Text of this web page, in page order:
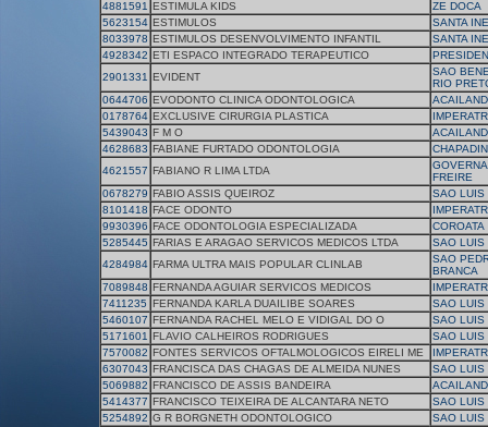
4881591 ESTIMULA KIDS
ZE DOCA
5623154 ESTIMULOS
SANTA
8033978 ESTIMULOS DESENVOLVIMENTO INFANTIL
SANTA
4928342 ETI ESPACO INTEGRADO TERAPEUTICO
2901331 EVIDENT
SAO
RIO
0644706 EVODONTO CLINICA ODONTOLOGICA
0178764 EXCLUSIVE CIRURGIA PLASTICA
5439043 F M O
4628683 FABIANE FURTADO ODONTOLOGIA
4621557 FABIANO R LIMA LTDA
FREIRE
0678279 FABIO ASSIS QUEIROZ
SAO LUIS
8101418 FACE ODONTO
9930396 FACE ODONTOLOGIA ESPECIALIZADA
COROATA
5285445 FARIAS E ARAGAO SERVICOS MEDICOS LTDA
SAO LUIS
4284984 FARMA ULTRA MAIS POPULAR CLINLAB
SAO
BRANCA
7089848 FERNANDA AGUIAR SERVICOS MEDICOS
7411235 FERNANDA KARLA DUAILIBE SOARES
SAO LUIS
5460107 FERNANDA RACHEL MELO E VIDIGAL DO O
SAO LUIS
5171601 FLAVIO CALHEIROS RODRIGUES
SAO LUIS
7570082 FONTES SERVICOS OFTALMOLOGICOS EIRELI ME
6307043 FRANCISCA DAS CHAGAS DE ALMEIDA NUNES
SAO LUIS
5069882 FRANCISCO DE ASSIS BANDEIRA
5414377 FRANCISCO TEIXEIRA DE ALCANTARA NETO
SAO LUIS
5254892 G R BORGNETH ODONTOLOGICO
SAO LUIS